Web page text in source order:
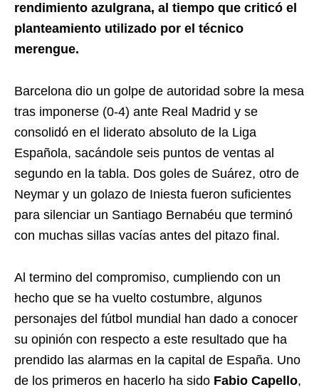
rendimiento azulgrana, al tiempo que criticó el
planteamiento utilizado por el técnico
merengue.
Barcelona dio un golpe de autoridad sobre la mesa
tras imponerse (0-4) ante Real Madrid y se
consolidó en el liderato absoluto de la Liga
Española, sacándole seis puntos de ventas al
segundo en la tabla. Dos goles de Suárez, otro de
Neymar y un golazo de Iniesta fueron suficientes
para silenciar un Santiago Bernabéu que terminó
con muchas sillas vacías antes del pitazo final.
Al termino del compromiso, cumpliendo con un
hecho que se ha vuelto costumbre, algunos
personajes del fútbol mundial han dado a conocer
su opinión con respecto a este resultado que ha
prendido las alarmas en la capital de España. Uno
de los primeros en hacerlo ha sido Fabio Capello,